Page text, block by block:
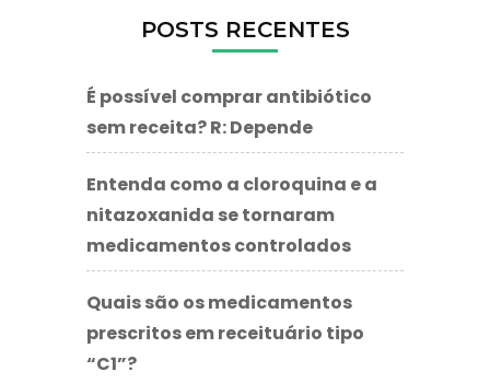
POSTS RECENTES
É possível comprar antibiótico
sem receita? R: Depende
Entenda como a cloroquina e a
nitazoxanida se tornaram
medicamentos controlados
Quais são os medicamentos
prescritos em receituário tipo
“C1”?